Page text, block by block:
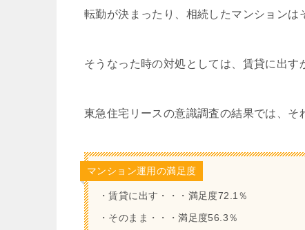
転勤が決まったり、相続したマンションは
そうなった時の対処としては、賃貸に出す
東急住宅リースの意識調査の結果では、そ
マンション運用の満足度
・賃貸に出す・・・満足度72.1％
・そのまま・・・満足度56.3％